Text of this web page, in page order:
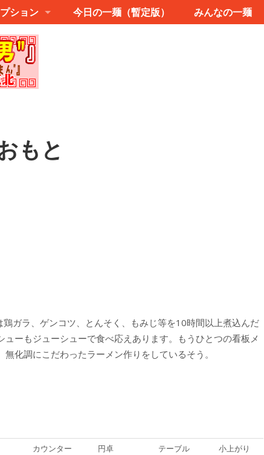
ション 今日の一麺（暫定版） みんなの一麺
もと
ガラ、ゲンコツ、とんそく、もみじ等を10時間以上煮込んだ
ーもジューシューで食べ応えあります。もうひとつの看板メ
化調にこだわったラーメン作りをしているそう。
カウンター 円卓 テーブル
小上がり